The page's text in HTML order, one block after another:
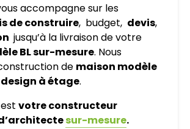
accompagne sur les
de construire, budget, devis,
jusqu’à la livraison de votre
BL sur-mesure. Nous
de maison modèle
design à étage.
votre constructeur
sur-mesure.